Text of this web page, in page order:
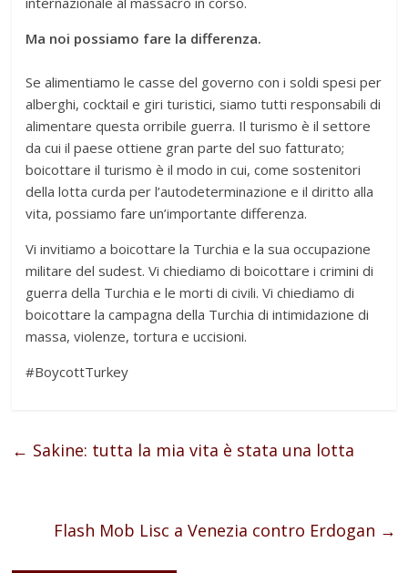
Ma noi possiamo fare la differenza.
Se alimentiamo le casse del governo con i soldi spesi per
alberghi, cocktail e giri turistici, siamo tutti responsabili di
alimentare questa orribile guerra. Il turismo è il settore
da cui il paese ottiene gran parte del suo fatturato;
boicottare il turismo è il modo in cui, come sostenitori
della lotta curda per l’autodeterminazione e il diritto alla
vita, possiamo fare un’importante differenza.
Vi invitiamo a boicottare la Turchia e la sua occupazione
militare del sudest. Vi chiediamo di boicottare i crimini di
guerra della Turchia e le morti di civili. Vi chiediamo di
boicottare la campagna della Turchia di intimidazione di
massa, violenze, tortura e uccisioni.
#BoycottTurkey
← Sakine: tutta la mia vita è stata una lotta
Flash Mob Lisc a Venezia contro Erdogan →